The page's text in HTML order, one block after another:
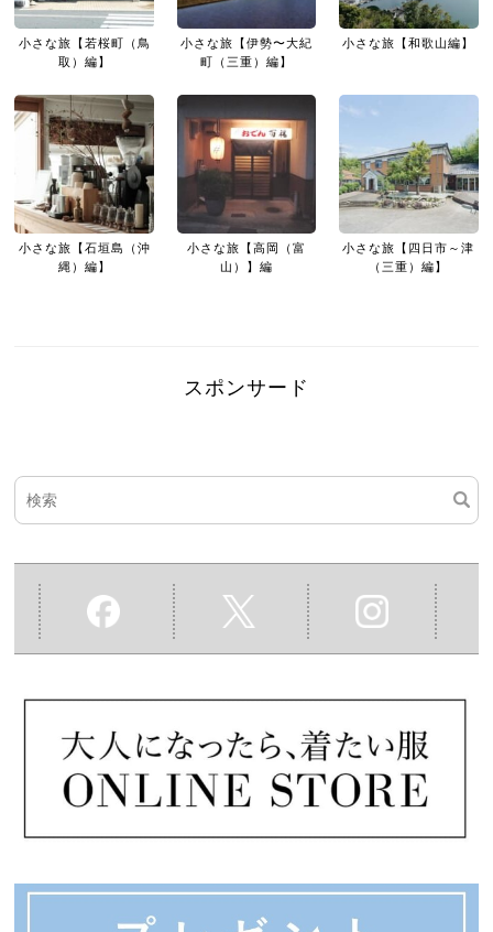
小さな旅【若桜町（鳥
取）編】
小さな旅【伊勢〜大紀
町（三重）編】
小さな旅【和歌山編】
小さな旅【石垣島（沖
縄）編】
小さな旅【高岡（富
山）】編
小さな旅【四日市～津
（三重）編】
スポンサード